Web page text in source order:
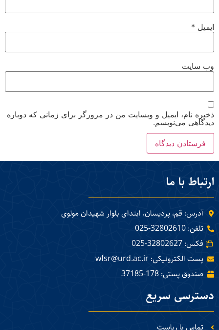
ایمیل *
وب‌ سایت
ذخیره نام، ایمیل و وبسایت من در مرورگر برای زمانی که دوباره
دیدگاهی می‌نویسم.
ارتباط با ما
آدرس: قم، پردیسان، ابتدای بلوار شهیدان مولوی
تلفن: 32802610-025
فکس: 32802627-025
پست الکترونیکی: wfsr@urd.ac.ir
صندوق پستی: 178-37185
دسترسی سریع
تماس با ریاست